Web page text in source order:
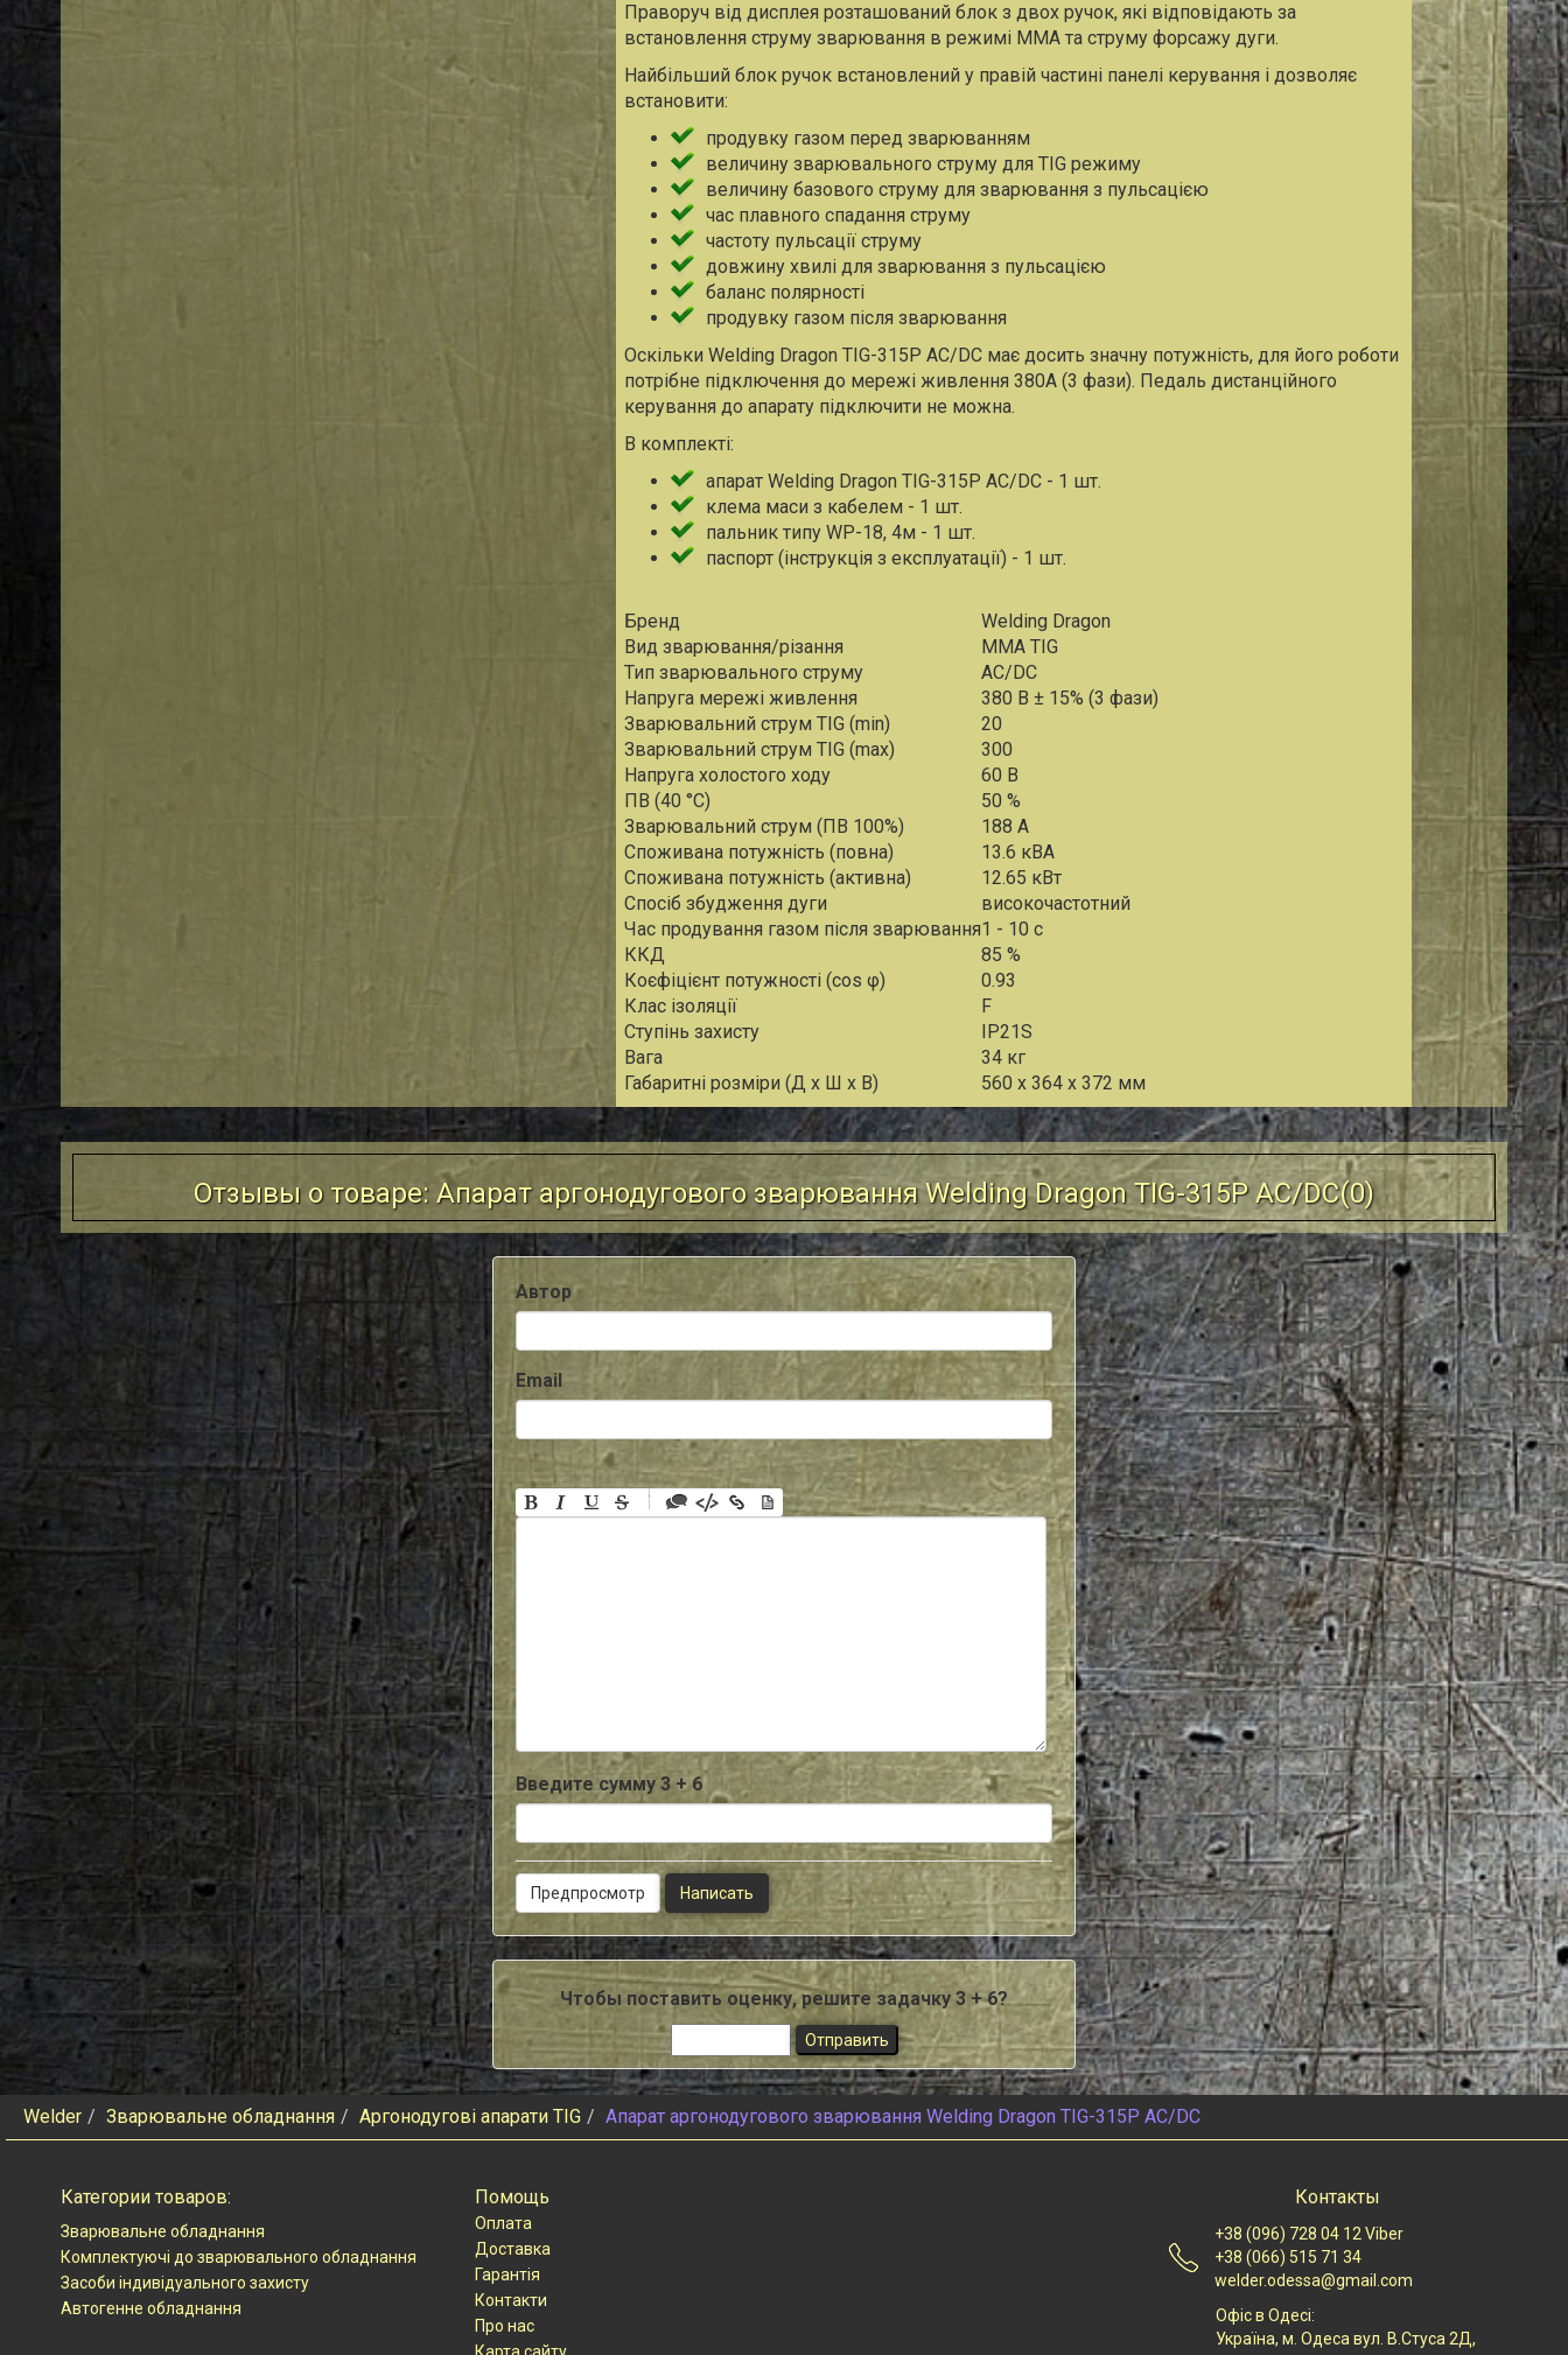
Праворуч від дисплея розташований блок з двох ручок, які відповідають за
встановлення струму зварювання в режимі MMA та струму форсажу дуги.
Найбільший блок ручок встановлений у правій частині панелі керування і дозволяє
встановити:
продувку газом перед зварюванням
величину зварювального струму для TIG режиму
величину базового струму для зварювання з пульсацією
час плавного спадання струму
частоту пульсації струму
довжину хвилі для зварювання з пульсацією
баланс полярності
продувку газом після зварювання
Оскільки Welding Dragon TIG-315P AC/DC має досить значну потужність, для його роботи
потрібне підключення до мережі живлення 380А (3 фази). Педаль дистанційного
керування до апарату підключити не можна.
В комплекті:
апарат Welding Dragon TIG-315P AC/DC - 1 шт.
клема маси з кабелем - 1 шт.
пальник типу WP-18, 4м - 1 шт.
паспорт (інструкція з експлуатації) - 1 шт.
Бренд
Welding Dragon
Вид зварювання/різання
MMA TIG
Тип зварювального струму
AC/DC
Напруга мережі живлення
380 В ± 15% (3 фази)
Зварювальний струм TIG (min)
20
Зварювальний струм TIG (max)
300
Напруга холостого ходу
60 В
ПВ (40 °С)
50 %
Зварювальний струм (ПВ 100%)
188 А
Споживана потужність (повна)
13.6 кВА
Споживана потужність (активна)
12.65 кВт
Спосіб збудження дуги
високочастотний
Час продування газом після зварювання1 - 10 с
ККД
85 %
Коєфіцієнт потужності (cos φ)
0.93
Клас ізоляції
F
Ступінь захисту
IP21S
Вага
34 кг
Габаритні розміри (Д х Ш х В)
560 x 364 x 372 мм
Отзывы о товаре: Апарат аргонодугового зварювання Welding Dragon TIG-315P AC/DC(0)
Автор
Email
-
-
Введите сумму 3 + 6
Чтобы поставить оценку, решите задачку 3 + 6?
Welder Зварювальне обладнання Аргонодугові апарати TIG Апарат аргонодугового зварювання Welding Dragon TIG-315P AC/DC
Категории товаров:
Зварювальне обладнання
Комплектуючі до зварювального обладнання
Засоби індивідуального захисту
Автогенне обладнання
Помощь
Оплата
Доставка
Гарантія
Контакти
Про нас
Контакты
+38 (096) 728 04 12 Viber
+38 (066) 515 71 34
welder.odessa@gmail.com
Офіс в Одесі:
Українa, м. Одеса вул. В.Стуса 2Д,